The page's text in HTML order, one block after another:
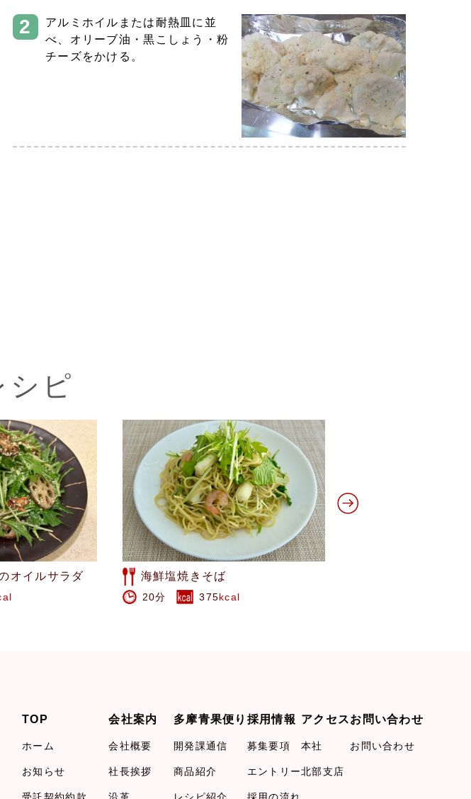
アルミホイルまたは耐熱皿に並
べ、オリーブ油・黒こしょう・粉
チーズをかける。
シピ
ラディッシュのリース風サラダ
15分 96kcal
TOP
ホーム
お知らせ
受託契約約款
会社案内
会社概要
社長挨拶
沿革
多摩青果便り
開発課通信
商品紹介
レシピ紹介
採用情報
募集要項
エントリー
採用の流れ
アクセス
本社
北部支店
お問い合わせ
お問い合わせ